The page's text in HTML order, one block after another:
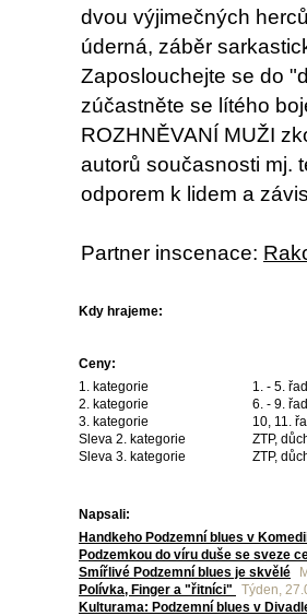
dvou výjimečných
úderná, záběr
Zaposlouchejte se do
zúčastněte se lítého
ROZHNĚVANÍ MUŽI
autorů současnosti mj.
odporem k lidem a
Partner inscenace:
Kdy hrajeme:
Ceny:
1. kategorie
1. - 5.
2. kategorie
6. - 9.
3. kategorie
10, 11.
Sleva 2. kategorie
ZTP,
Sleva 3. kategorie
ZTP,
Napsali:
Handkeho Podzemní blues v
Podzemkou do víru duše se sveze
Smířlivé Podzemní blues je skvělé
Polívka, Finger a "řitníci"
Týden,
Kulturama: Podzemní blues v